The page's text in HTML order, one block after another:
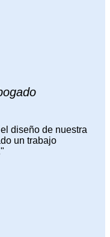
diseño de nuestra
un trabajo